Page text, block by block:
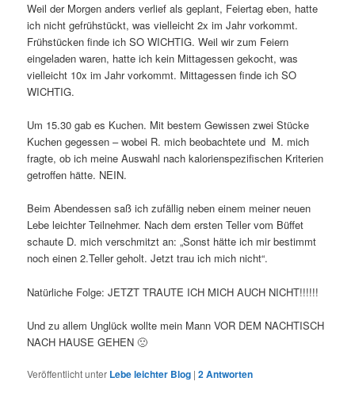
Weil der Morgen anders verlief als geplant, Feiertag eben, hatte
ich nicht gefrühstückt, was vielleicht 2x im Jahr vorkommt.
Frühstücken finde ich SO WICHTIG. Weil wir zum Feiern
eingeladen waren, hatte ich kein Mittagessen gekocht, was
vielleicht 10x im Jahr vorkommt. Mittagessen finde ich SO
WICHTIG.
Um 15.30 gab es Kuchen. Mit bestem Gewissen zwei Stücke
Kuchen gegessen – wobei R. mich beobachtete und M. mich
fragte, ob ich meine Auswahl nach kalorienspezifischen Kriterien
getroffen hätte. NEIN.
Beim Abendessen saß ich zufällig neben einem meiner neuen
Lebe leichter Teilnehmer. Nach dem ersten Teller vom Büffet
schaute D. mich verschmitzt an: „Sonst hätte ich mir bestimmt
noch einen 2.Teller geholt. Jetzt trau ich mich nicht“.
Natürliche Folge: JETZT TRAUTE ICH MICH AUCH NICHT!!!!!!
Und zu allem Unglück wollte mein Mann VOR DEM NACHTISCH
NACH HAUSE GEHEN 🙁
Veröffentlicht unter Lebe leichter Blog |2Antworten